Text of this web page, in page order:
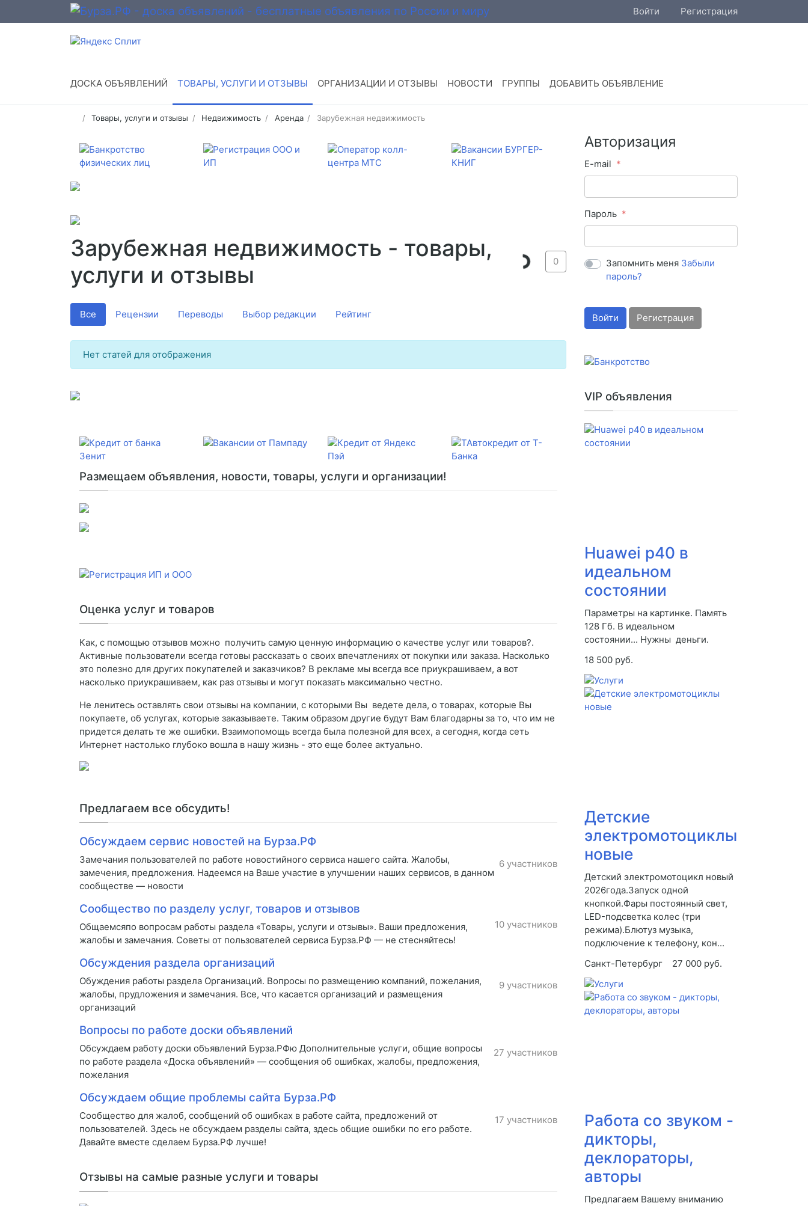
Войти Регистрация
ДОСКА ОБЪЯВЛЕНИЙ ТОВАРЫ, УСЛУГИ И ОТЗЫВЫ ОРГАНИЗАЦИИ И ОТЗЫВЫ НОВОСТИ ГРУППЫ ДОБАВИТЬ ОБЪЯВЛЕНИЕ
Товары, услуги и отзывы Недвижимость Аренда Зарубежная недвижимость
Зарубежная недвижимость - товары,
услуги и отзывы
0
Все Рецензии Переводы Выбор редакции Рейтинг
Нет статей для отображения
Размещаем объявления, новости, товары, услуги и организации!
Оценка услуг и товаров
Как, с помощью отзывов можно получить самую ценную информацию о качестве услуг или товаров?.
Активные пользователи всегда готовы рассказать о своих впечатлениях от покупки или заказа. Насколько
это полезно для других покупателей и заказчиков? В рекламе мы всегда все приукрашиваем, а вот
насколько приукрашиваем, как раз отзывы и могут показать максимально честно.
Не ленитесь оставлять свои отзывы на компании, с которыми Вы ведете дела, о товарах, которые Вы
покупаете, об услугах, которые заказываете. Таким образом другие будут Вам благодарны за то, что им не
придется делать те же ошибки. Взаимопомощь всегда была полезной для всех, а сегодня, когда сеть
Интернет настолько глубоко вошла в нашу жизнь - это еще более актуально.
Предлагаем все обсудить!
Обсуждаем сервис новостей на Бурза.РФ
Замечания пользователей по работе новостийного сервиса нашего сайта. Жалобы,
замечения, предложения. Надеемся на Ваше участие в улучшении наших сервисов, в данном
сообществе — новости
6 участников
Сообщество по разделу услуг, товаров и отзывов
Общаемсяпо вопросам работы раздела «Товары, услуги и отзывы». Ваши предложения,
жалобы и замечания. Советы от пользователей сервиса Бурза.РФ — не стесняйтесь!
10 участников
Обсуждения раздела организаций
Обуждения работы раздела Организаций. Вопросы по размещению компаний, пожелания,
жалобы, прудложения и замечания. Все, что касается организаций и размещения
организаций
9 участников
Вопросы по работе доски объявлений
Обсуждаем работу доски объявлений Бурза.РФю Дополнительные услуги, общие вопросы
по работе раздела «Доска объявлений» — сообщения об ошибках, жалобы, предложения,
пожелания
27 участников
Обсуждаем общие проблемы сайта Бурза.РФ
Сообщество для жалоб, сообщений об ошибках в работе сайта, предложений от
пользователей. Здесь не обсуждаем разделы сайта, здесь общие ошибки по его работе.
Давайте вместе сделаем Бурза.РФ лучше!
17 участников
Отзывы на самые разные услуги и товары
Авторизация
E-mail
Пароль
Запомнить меня Забыли
пароль?
Войти Регистрация
VIP объявления
Huawei p40 в
идеальном
состоянии
Параметры на картинке. Память
128 Гб. В идеальном
состоянии... Нужны деньги.
18 500 руб.
Детские
электромотоциклы
новые
Детский электромотоцикл новый
2026года.Запуск одной
кнопкой.Фары постоянный свет,
LED-подсветка колес (три
режима).Блютуз музыка,
подключение к телефону, кон...
Санкт-Петербург
27 000 руб.
Работа со звуком -
дикторы,
деклораторы,
авторы
Предлагаем Вашему вниманию